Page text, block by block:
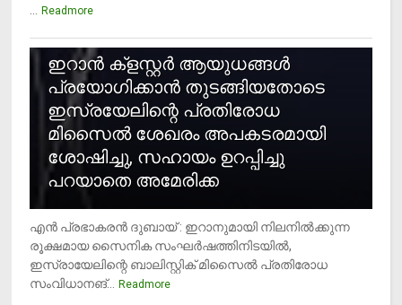
... Readmore
ഇറാന്‍ ക്‌ളസ്റ്റര്‍ ആയുധങ്ങള്‍
പ്രയോഗിക്കാന്‍ തുടങ്ങിയതോടെ
ഇസ്രയേലിന്റെ പ്രതിരോധ
മിസൈല്‍ ശേഖരം അപകടരമായി
ശോഷിച്ചു, സഹായം ഉറപ്പിച്ചു
പറയാതെ അമേരിക്ക
എന്‍ പ്രഭാകരന്‍ ദുബായ് : ഇറാനുമായി നിലനില്‍ക്കുന്ന
രൂക്ഷമായ സൈനിക സംഘര്‍ഷത്തിനിടയില്‍,
ഇസ്രായേലിന്റെ ബാലിസ്റ്റിക് മിസൈല്‍ പ്രതിരോധ
സംവിധാനങ്... Readmore